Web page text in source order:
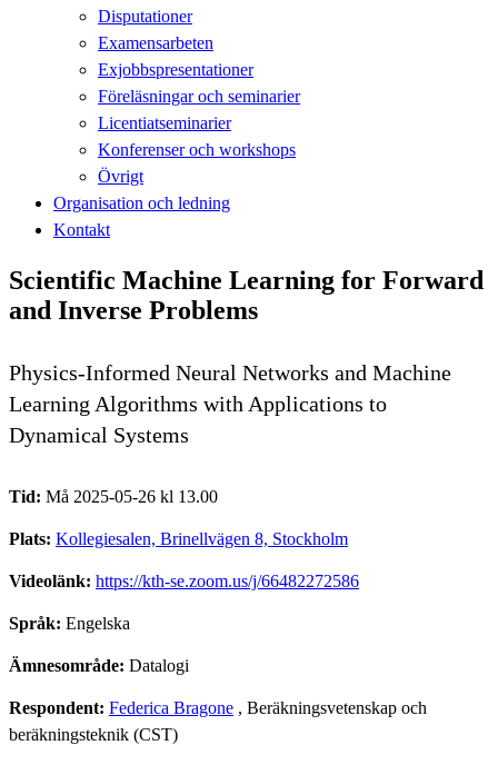
Disputationer
Examensarbeten
Exjobbspresentationer
Föreläsningar och seminarier
Licentiatseminarier
Konferenser och workshops
Övrigt
Organisation och ledning
Kontakt
Scientific Machine Learning for Forward
and Inverse Problems
Physics-Informed Neural Networks and Machine
Learning Algorithms with Applications to
Dynamical Systems
Tid: Må 2025-05-26 kl 13.00
Plats: Kollegiesalen, Brinellvägen 8, Stockholm
Videolänk: https://kth-se.zoom.us/j/66482272586
Språk: Engelska
Ämnesområde: Datalogi
Respondent: Federica Bragone , Beräkningsvetenskap och
beräkningsteknik (CST)